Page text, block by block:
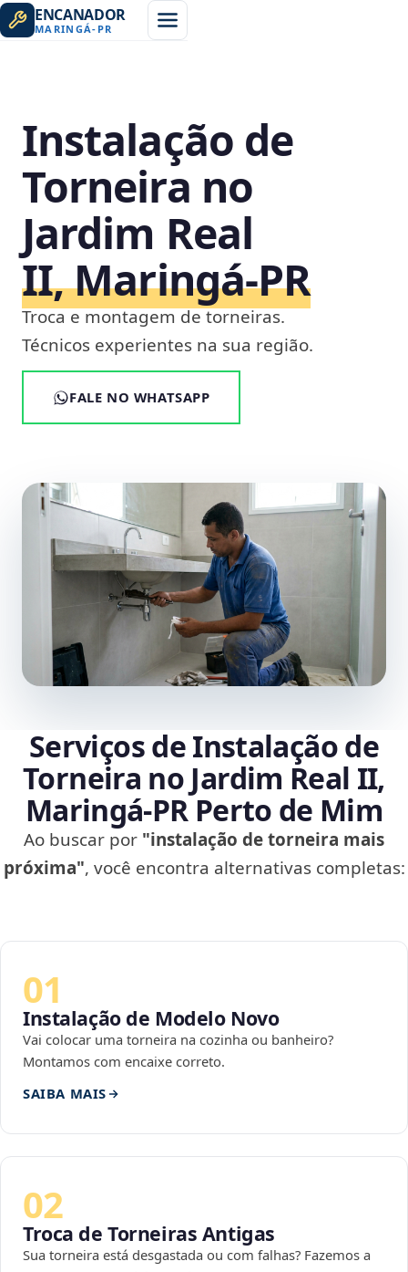
ENCANADOR
MARINGÁ- PR
Instalação de
Torneira no
Jardim Real
II, Maringá‑PR
Troca e montagem de torneiras.
Técnicos experientes na sua região.
FALE NO WHATSAPP
Serviços de Instalação de
Torneira no Jardim Real II,
Maringá‑PR Perto de Mim
Ao buscar por "instalação de torneira mais
próxima", você encontra alternativas completas:
01
Instalação de Modelo Novo
Vai colocar uma torneira na cozinha ou banheiro?
Montamos com encaixe correto.
SAIBA MAIS
02
Troca de Torneiras Antigas
Sua torneira está desgastada ou com falhas? Fazemos a